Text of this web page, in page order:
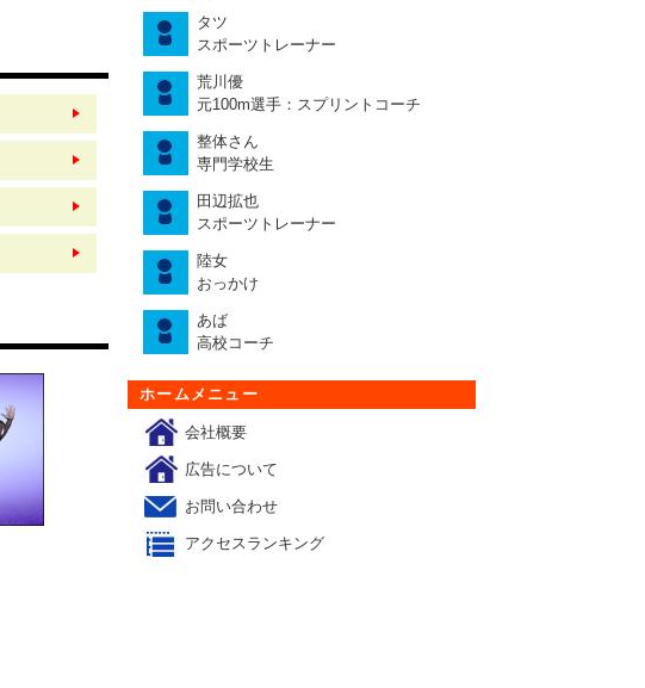
タツ
スポーツトレーナー
荒川優
元100m選手：スプリントコーチ
整体さん
専門学校生
田辺拡也
スポーツトレーナー
陸女
おっかけ
あば
高校コーチ
ホームメニュー
会社概要
広告について
お問い合わせ
アクセスランキング